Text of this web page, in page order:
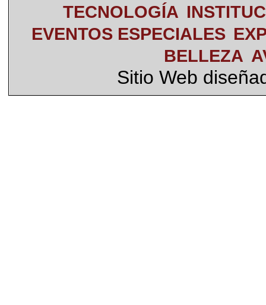
TECNOLOGÍA
EVENTOS ESPECIALES
BELLEZA
Sitio Web